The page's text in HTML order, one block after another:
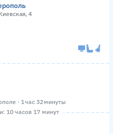
4
· 1 час 32 минуты
10 часов 17 минут